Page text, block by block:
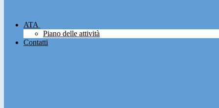
ATA
Piano delle attività
Contatti